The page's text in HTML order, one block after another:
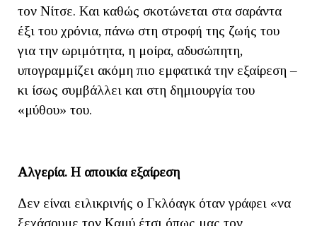
τον Νίτσε. Και καθώς σκοτώνεται στα σαράντα
έξι του χρόνια, πάνω στη στροφή της ζωής του
για την ωριμότητα, η μοίρα, αδυσώπητη,
υπογραμμίζει ακόμη πιο εμφατικά την εξαίρεση –
κι ίσως συμβάλλει και στη δημιουργία του
«μύθου» του.
Αλγερία. Η αποικία εξαίρεση
Δεν είναι ειλικρινής ο Γκλόαγκ όταν γράφει «να